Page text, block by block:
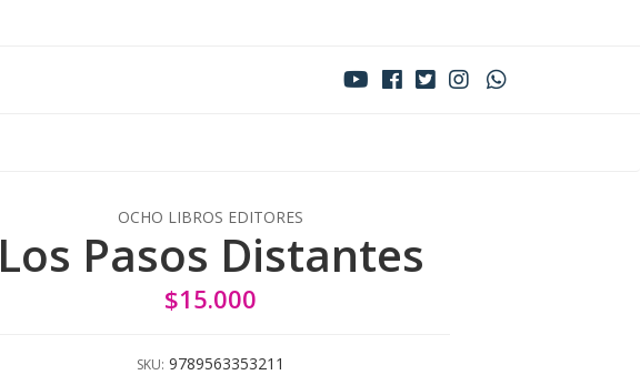
OCHO LIBROS EDITORES
Los Pasos Distantes
$15.000
SKU: 9789563353211